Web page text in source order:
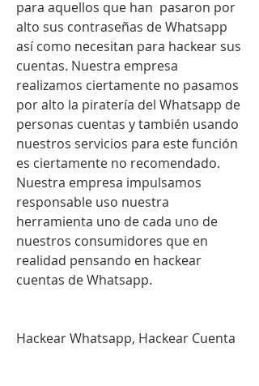
para aquellos que han  pasaron por
alto sus contraseñas de Whatsapp
así como necesitan para hackear sus
cuentas. Nuestra empresa
realizamos ciertamente no pasamos
por alto la piratería del Whatsapp de
personas cuentas y también usando
nuestros servicios para este función
es ciertamente no recomendado.
Nuestra empresa impulsamos
responsable uso nuestra
herramienta uno de cada uno de
nuestros consumidores que en
realidad pensando en hackear
cuentas de Whatsapp.
Hackear Whatsapp, Hackear Cuenta